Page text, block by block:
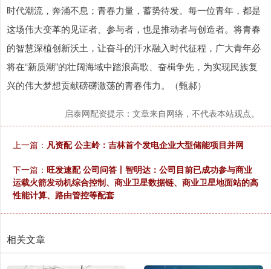
时代潮流，奔涌不息；青春力量，蓄势待发。每一位青年，都是
这场伟大变革的见证者、参与者，也是推动者与创造者。将青春
的智慧深植创新沃土，让奋斗的汗水融入时代征程，广大青年必
将在“新质潮”的壮阔海域中踏浪高歌、奋楫争先，为实现民族复
兴的伟大梦想贡献磅礴激荡的青春伟力。（甄郝）
启泰网配资提示：文章来自网络，不代表本站观点。
上一篇： 凡资配 公主岭：吉林首个发电企业大型储能项目并网
下一篇： 旺发速配 公司问答丨智明达：公司目前已成功参与商业
运载火箭发动机综合控制、商业卫星数据链、商业卫星地面站的高
性能计算、路由管控等配套
相关文章